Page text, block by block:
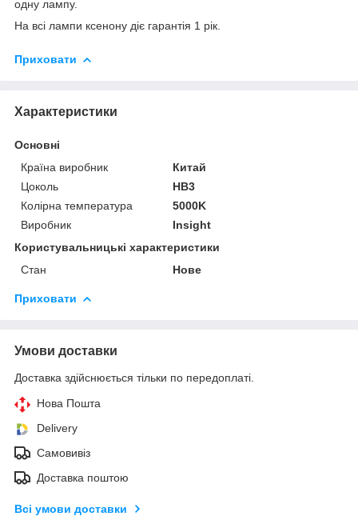
одну лампу.
На всі лампи ксенону діє гарантія 1 рік.
Приховати
Характеристики
Основні
Країна виробник
Китай
Цоколь
HB3
Колірна температура
5000K
Виробник
Insight
Користувальницькі характеристики
Стан
Нове
Приховати
Умови доставки
Доставка здійснюється тільки по передоплаті.
Нова Пошта
Delivery
Самовивіз
Доставка поштою
Всі умови доставки